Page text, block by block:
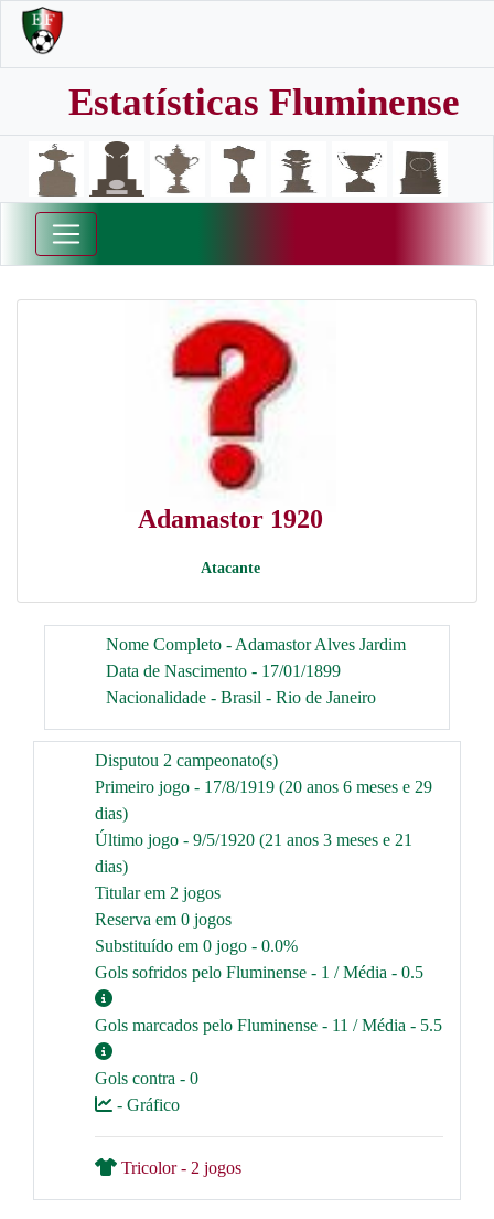
Estatísticas Fluminense
Adamastor 1920
Atacante
Nome Completo - Adamastor Alves Jardim
Data de Nascimento - 17/01/1899
Nacionalidade - Brasil - Rio de Janeiro
Disputou 2 campeonato(s)
Primeiro jogo - 17/8/1919 (20 anos 6 meses e 29
dias)
Último jogo - 9/5/1920 (21 anos 3 meses e 21
dias)
Titular em 2 jogos
Reserva em 0 jogos
Substituído em 0 jogo - 0.0%
Gols sofridos pelo Fluminense - 1 / Média - 0.5
Gols marcados pelo Fluminense - 11 / Média - 5.5
Gols contra - 0
- Gráfico
Tricolor - 2 jogos